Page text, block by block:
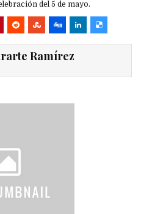
del 5 de mayo.
Ramírez